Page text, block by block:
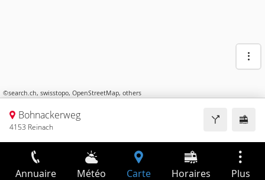
©search.ch, swisstopo, OpenStreetMap, others
Bohnackerweg
4153 Reinach
Annuaire Météo Carte Horaires Plus